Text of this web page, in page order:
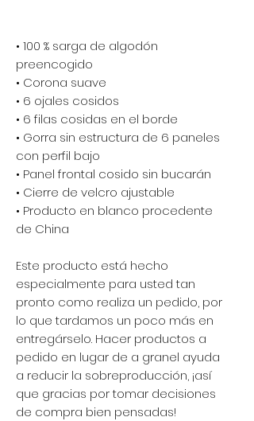
• 100 % sarga de algodón
preencogido
• Corona suave
• 6 ojales cosidos
• 6 filas cosidas en el borde
• Gorra sin estructura de 6 paneles
con perfil bajo
• Panel frontal cosido sin bucarán
• Cierre de velcro ajustable
• Producto en blanco procedente
de China
Este producto está hecho
especialmente para usted tan
pronto como realiza un pedido, por
lo que tardamos un poco más en
entregárselo. Hacer productos a
pedido en lugar de a granel ayuda
a reducir la sobreproducción, ¡así
que gracias por tomar decisiones
de compra bien pensadas!